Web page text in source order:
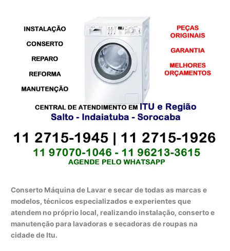
Conserto Máquina de Lavar e secar de todas as marcas e
modelos, técnicos especializados e experientes que
atendem no próprio local, realizando instalação, conserto e
manutenção para lavadoras e secadoras de roupas na
cidade de Itu.